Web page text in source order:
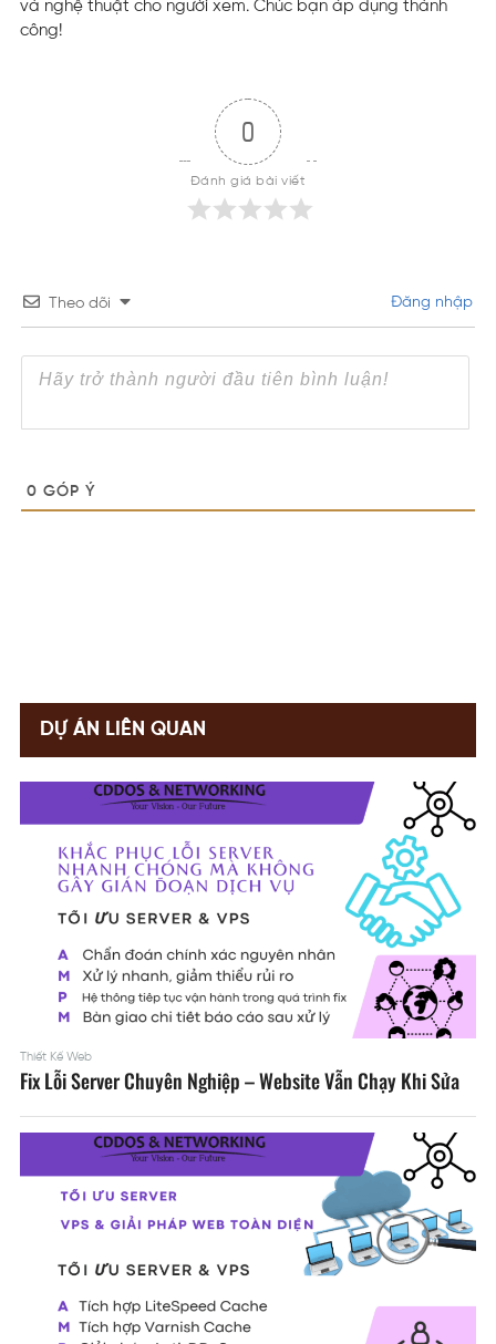
và nghệ thuật cho người xem. Chúc bạn áp dụng thành
công!
0
Đánh giá bài viết
Theo dõi Đăng nhập
0 GÓP Ý
DỰ ÁN LIÊN QUAN
Thiết Kế Web
Fix Lỗi Server Chuyên Nghiệp – Website Vẫn Chạy Khi Sửa